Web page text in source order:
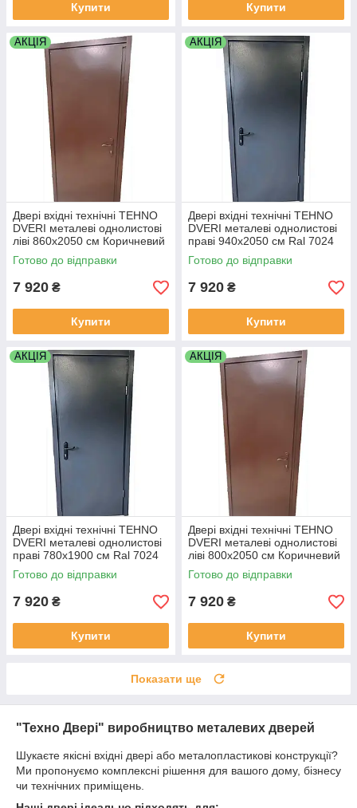
Купити Купити
АКЦІЯ
Двері вхідні технічні TEHNO
DVERI металеві однолистові
ліві 860х2050 см Коричневий
Готово до відправки
7 920 ₴
Купити
АКЦІЯ
Двері вхідні технічні TEHNO
DVERI металеві однолистові
праві 940х2050 см Ral 7024
Антрацитовий
Готово до відправки
7 920 ₴
Купити
АКЦІЯ
Двері вхідні технічні TEHNO
DVERI металеві однолистові
праві 780х1900 см Ral 7024
Антрацитовий
Готово до відправки
7 920 ₴
Купити
АКЦІЯ
Двері вхідні технічні TEHNO
DVERI металеві однолистові
ліві 800х2050 см Коричневий
Готово до відправки
7 920 ₴
Купити
Показати ще
"Техно Двері" виробництво металевих дверей
Шукаєте якісні вхідні двері або металопластикові конструкції?
Ми пропонуємо комплексні рішення для вашого дому, бізнесу
чи технічних приміщень.